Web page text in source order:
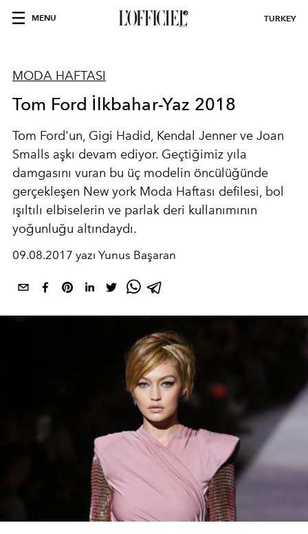
MENU TURKEY
MODA HAFTASI
Tom Ford İlkbahar-Yaz 2018
Tom Ford'un, Gigi Hadid, Kendal Jenner ve Joan
Smalls aşkı devam ediyor. Geçtiğimiz yıla
damgasını vuran bu üç modelin öncülüğünde
gerçekleşen New york Moda Haftası defilesi, bol
ışıltılı elbiselerin ve parlak deri kullanımının
yoğunluğu altındaydı.
09.08.2017 yazı Yunus Başaran